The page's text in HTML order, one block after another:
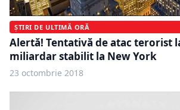
ȘTIRI DE ULTIMĂ ORĂ
Alertă! Tentativă de atac terorist
miliardar stabilit la New York
23 octombrie 2018